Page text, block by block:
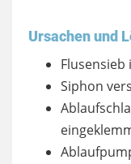
Ursachen und
Siphon